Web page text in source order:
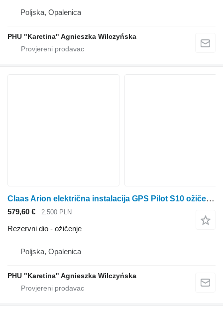
Poljska, Opalenica
PHU "Karetina" Agnieszka Wilczyńska
Claas Arion električna instalacija GPS Pilot S10 ožičenje za Claas Arion traktora točkaša
579,60 € 2.500 PLN
Rezervni dio - ožičenje
Poljska, Opalenica
PHU "Karetina" Agnieszka Wilczyńska